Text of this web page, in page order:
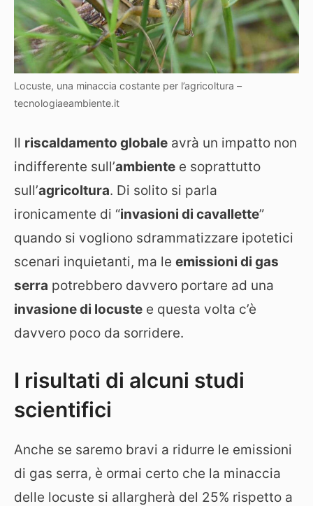
Locuste, una minaccia costante per l’agricoltura –
tecnologiaeambiente.it
Il riscaldamento globale avrà un impatto non
indifferente sull’ambiente e soprattutto
sull’agricoltura. Di solito si parla
ironicamente di “invasioni di cavallette”
quando si vogliono sdrammatizzare ipotetici
scenari inquietanti, ma le emissioni di gas
serra potrebbero davvero portare ad una
invasione di locuste e questa volta c’è
davvero poco da sorridere.
I risultati di alcuni studi
scientifici
Anche se saremo bravi a ridurre le emissioni
di gas serra, è ormai certo che la minaccia
delle locuste si allargherà del 25% rispetto a